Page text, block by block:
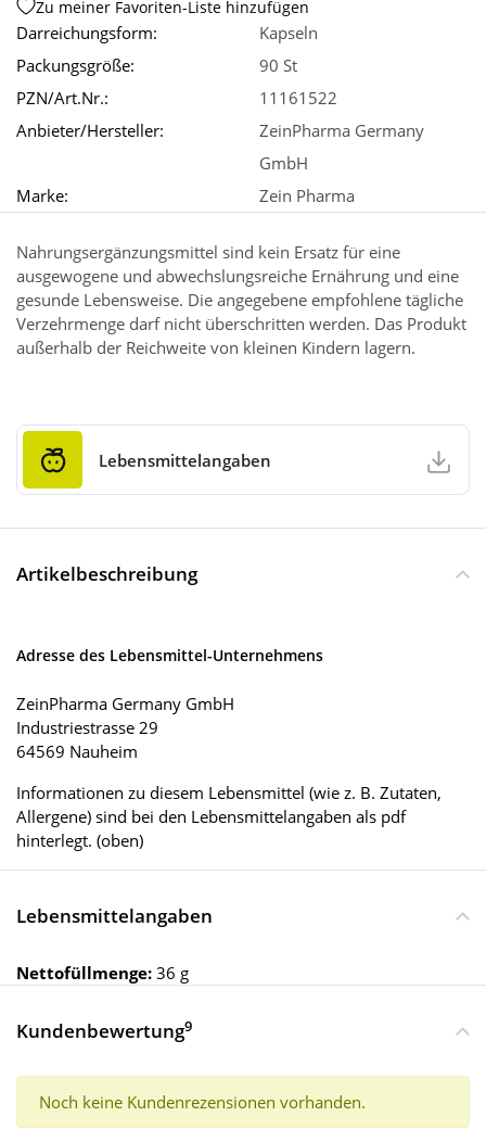
Zu meiner Favoriten-Liste hinzufügen
Darreichungsform:
Kapseln
Packungsgröße:
90 St
PZN/Art.Nr.:
11161522
Anbieter/Hersteller:
ZeinPharma Germany
GmbH
Marke:
Zein Pharma
Nahrungsergänzungsmittel sind kein Ersatz für eine
ausgewogene und abwechslungsreiche Ernährung und eine
gesunde Lebensweise. Die angegebene empfohlene tägliche
Verzehrmenge darf nicht überschritten werden. Das Produkt
außerhalb der Reichweite von kleinen Kindern lagern.
Lebensmittelangaben
Artikelbeschreibung
Adresse des Lebensmittel-Unternehmens
ZeinPharma Germany GmbH
Industriestrasse 29
64569 Nauheim
Informationen zu diesem Lebensmittel (wie z. B. Zutaten,
Allergene) sind bei den Lebensmittelangaben als pdf
hinterlegt. (oben)
Lebensmittelangaben
Nettofüllmenge: 36 g
Kundenbewertung9
Noch keine Kundenrezensionen vorhanden.